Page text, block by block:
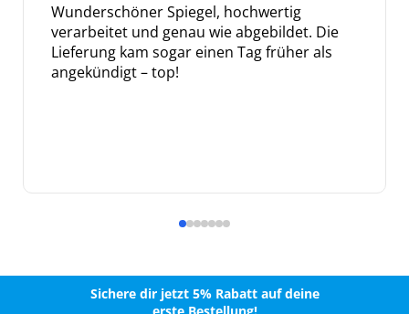
Wunderschöner Spiegel, hochwertig
verarbeitet und genau wie abgebildet. Die
Lieferung kam sogar einen Tag früher als
angekündigt – top!
Sichere dir jetzt 5% Rabatt auf deine